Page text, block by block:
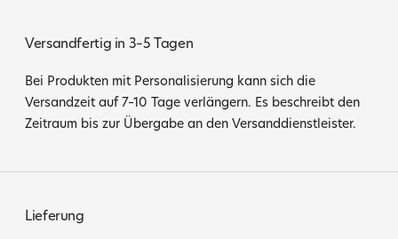
Versandfertig in 3–5 Tagen
Bei Produkten mit Personalisierung kann sich die
Versandzeit auf 7–10 Tage verlängern. Es beschreibt den
Zeitraum bis zur Übergabe an den Versanddienstleister.
Lieferung